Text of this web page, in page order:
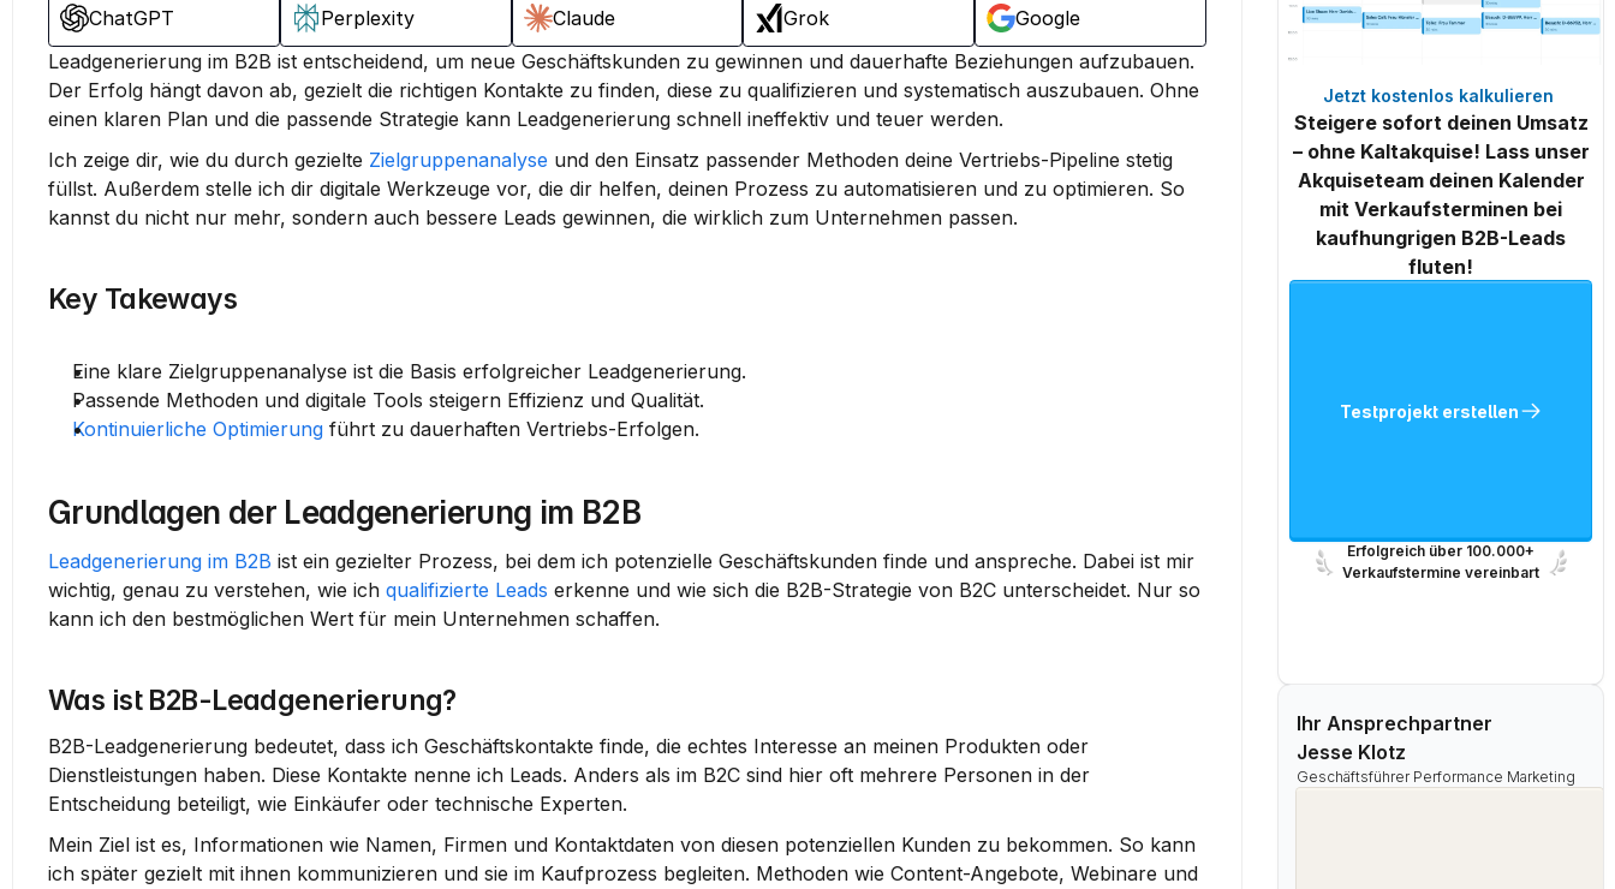
Jetzt kostenlos kalkulieren
Steigere sofort deinen Umsatz
– ohne Kaltakquise! Lass unser
Akquiseteam deinen Kalender
mit Verkaufsterminen bei
kaufhungrigen B2B-Leads
fluten!
Testprojekt erstellen
Erfolgreich über 100.000+
Verkaufstermine vereinbart
Ihr Ansprechpartner
Jesse Klotz
Geschäftsführer Performance Marketing
ChatGPT Perplexity Claude Grok
Google
Der Erfolg hängt davon ab, gezielt die richtigen Kontakte zu finden, diese zu qualifizieren und systematisch auszubauen. Ohne
einen klaren Plan und die passende Strategie kann Leadgenerierung schnell ineffektiv und teuer werden.
Ich zeige dir, wie du durch gezielte Zielgruppenanalyse und den Einsatz passender Methoden deine Vertriebs-Pipeline stetig
füllst. Außerdem stelle ich dir digitale Werkzeuge vor, die dir helfen, deinen Prozess zu automatisieren und zu optimieren. So
kannst du nicht nur mehr, sondern auch bessere Leads gewinnen, die wirklich zum Unternehmen passen.
Key Takeways
Eine klare Zielgruppenanalyse ist die Basis erfolgreicher Leadgenerierung.
Passende Methoden und digitale Tools steigern Effizienz und Qualität.
Kontinuierliche Optimierung führt zu dauerhaften Vertriebs-Erfolgen.
Grundlagen der Leadgenerierung im B2B
Leadgenerierung im B2B ist ein gezielter Prozess, bei dem ich potenzielle Geschäftskunden finde und anspreche. Dabei ist mir
wichtig, genau zu verstehen, wie ich qualifizierte Leads erkenne und wie sich die B2B-Strategie von B2C unterscheidet. Nur so
kann ich den bestmöglichen Wert für mein Unternehmen schaffen.
Was ist B2B-Leadgenerierung?
B2B-Leadgenerierung bedeutet, dass ich Geschäftskontakte finde, die echtes Interesse an meinen Produkten oder
Dienstleistungen haben. Diese Kontakte nenne ich Leads. Anders als im B2C sind hier oft mehrere Personen in der
Entscheidung beteiligt, wie Einkäufer oder technische Experten.
Mein Ziel ist es, Informationen wie Namen, Firmen und Kontaktdaten von diesen potenziellen Kunden zu bekommen. So kann
ich später gezielt mit ihnen kommunizieren und sie im Kaufprozess begleiten. Methoden wie Content-Angebote, Webinare und